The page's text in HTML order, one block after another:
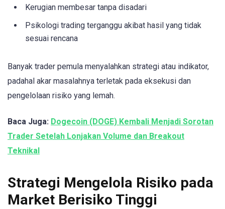
Kerugian membesar tanpa disadari
Psikologi trading terganggu akibat hasil yang tidak
sesuai rencana
Banyak trader pemula menyalahkan strategi atau indikator,
padahal akar masalahnya terletak pada eksekusi dan
pengelolaan risiko yang lemah.
Baca Juga: Dogecoin (DOGE) Kembali Menjadi Sorotan
Trader Setelah Lonjakan Volume dan Breakout
Teknikal
Strategi Mengelola Risiko pada
Market Berisiko Tinggi